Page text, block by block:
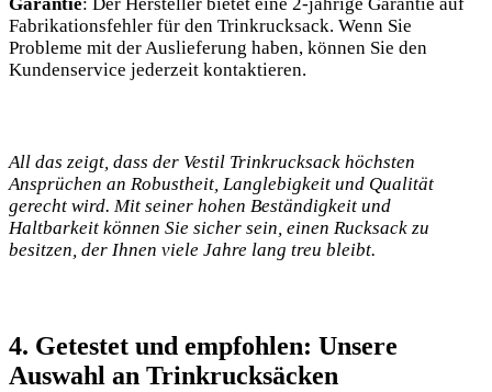
Garantie: Der⁢ Hersteller ​bietet eine 2-jährige ⁤Garantie ‌auf
Fabrikationsfehler ​für ‌den⁣ Trinkrucksack. Wenn Sie
Probleme mit der Auslieferung⁤ haben, können ⁤Sie den
Kundenservice jederzeit kontaktieren.
All​ das zeigt, dass der Vestil⁤ Trinkrucksack​ höchsten
Ansprüchen⁢ an Robustheit, Langlebigkeit und Qualität
gerecht​ wird. ‍Mit⁤ seiner hohen Beständigkeit und
Haltbarkeit können ⁢Sie ⁤sicher sein, ⁤einen Rucksack zu
besitzen,‍ der Ihnen viele Jahre lang treu ⁣bleibt.
4.​ Getestet und empfohlen: Unsere
Auswahl an‌ Trinkrucksäcken